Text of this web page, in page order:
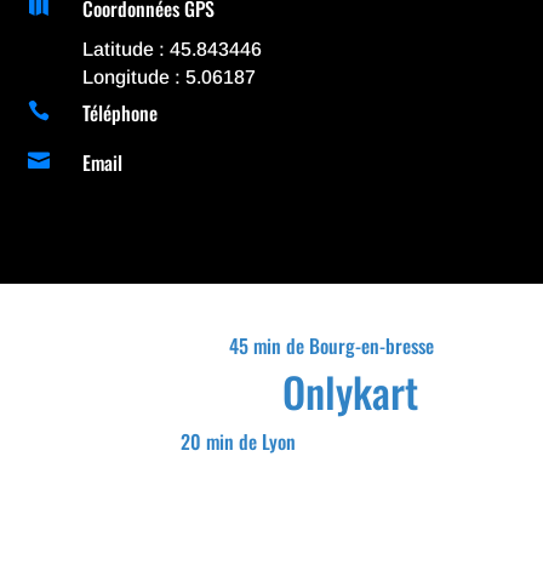
 Coordonnées GPS
Latitude : 45.843446
Longitude : 5.06187
 Téléphone
 Email
20 min de Lyon
Onlykart
45 min de Bourg-en-bresse